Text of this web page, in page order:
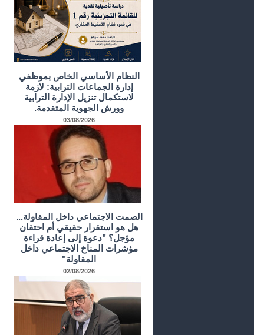
النظام الأساسي الخاص بموظفي
إدارة الجماعات الترابية: لازمة
لاستكمال تنزيل الإدارة الترابية
وورش الجهوية المتقدمة.
03/08/2026
الصمت الاجتماعي داخل المقاولة...
هل هو استقرار حقيقي أم احتقان
مؤجل؟ "دعوة إلى إعادة قراءة
مؤشرات المناخ الاجتماعي داخل
المقاولة"
02/08/2026